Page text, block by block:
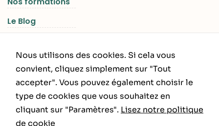
Le Blog
INFORMATIONS LÉGALES
Politique de Confidentialité
Nous utilisons des cookies. Si cela vous
convient, cliquez simplement sur "Tout
accepter". Vous pouvez également choisir le
type de cookies que vous souhaitez en
cliquant sur "Paramètres". Lisez notre politique
de cookie